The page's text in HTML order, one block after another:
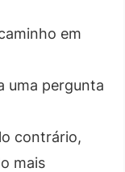
em
uma pergunta
contrário,
mais